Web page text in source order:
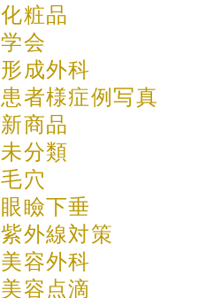
化粧品
学会
形成外科
患者様症例写真
新商品
未分類
毛穴
眼瞼下垂
紫外線対策
美容外科
美容点滴